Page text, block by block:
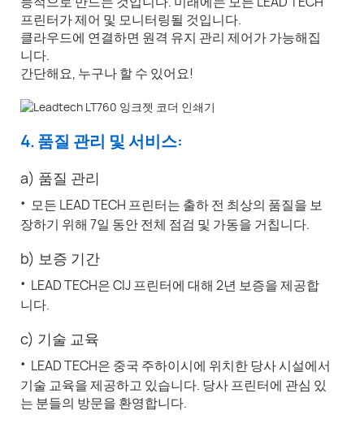
프린터가 제어 및 모니터링될 것입니다.
클라우드에 연결하면 원격 유지 관리 제어가 가능해집
니다.
간단해요, 누구나 할 수 있어요!
4. 품질 관리 및 서비스:
a) 품질 관리
· 모든 LEAD TECH 프린터는 출하 전 최상의 품질을 보
장하기 위해 7일 동안 전체 점검 및 가동을 거칩니다.
b) 보증 기간
· LEAD TECH은 CIJ 프린터에 대해 2년 보증을 제공합
니다.
c) 기술 교육
· LEAD TECH은 중국 주하이시에 위치한 당사 시설에서
기술 교육을 제공하고 있습니다. 당사 프린터에 관심 있
는 분들의 방문을 환영합니다.